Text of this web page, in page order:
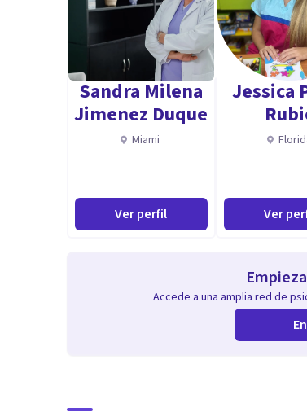
Sandra Milena
Jimenez Duque
Miami
Ver perfil
Jessica
Ver
Accede a una amplia red de